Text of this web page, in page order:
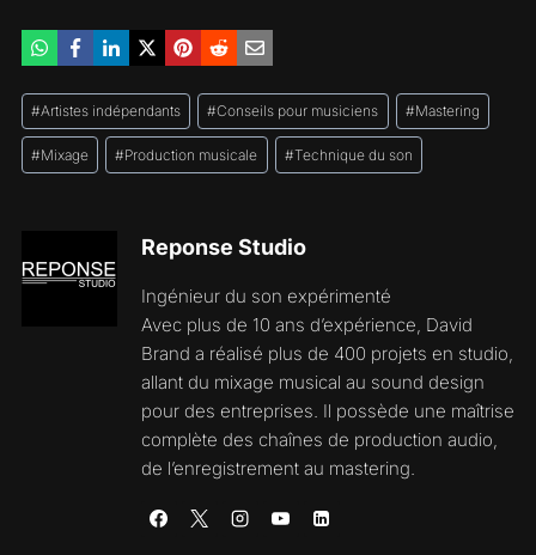
Étiquettes
de
la
#Artistes indépendants #Conseils pour musiciens #Mastering
#Mixage #Production musicale #Technique du son
Reponse Studio
Ingénieur du son expérimenté
Avec plus de 10 ans d’expérience, David
Brand a réalisé plus de 400 projets en studio,
allant du mixage musical au sound design
pour des entreprises. Il possède une maîtrise
complète des chaînes de production audio,
de l’enregistrement au mastering.